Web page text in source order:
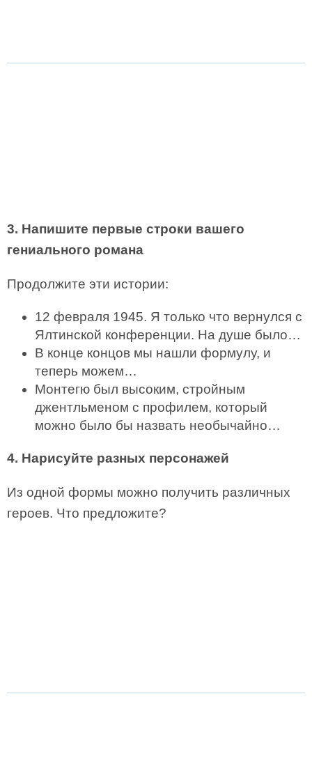
3. Напишите первые строки вашего
гениального романа
Продолжите эти истории:
12 февраля 1945. Я только что вернулся с
Ялтинской конференции. На душе было…
В конце концов мы нашли формулу, и
теперь можем…
Mонтегю был высоким, стройным
джентльменом с профилем, который
можно было бы назвать необычайно…
4. Нарисуйте разных персонажей
Из одной формы можно получить различных
героев. Что предложите?